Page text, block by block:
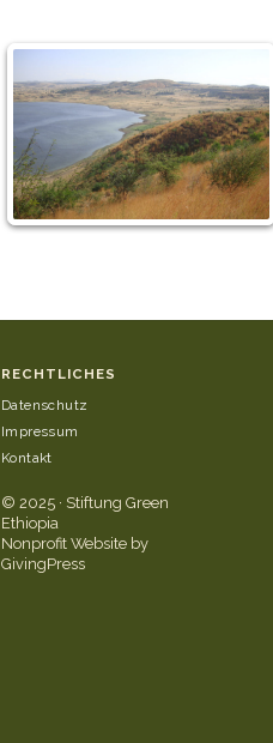
RECHTLICHES
Datenschutz
Impressum
Kontakt
© 2025 · Stiftung Green
Ethiopia
Nonprofit Website by
GivingPress